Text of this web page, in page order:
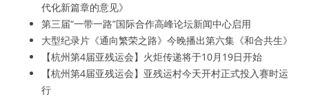
代化新篇章的意见》
第三届“一带一路”国际合作高峰论坛新闻中心启用
大型纪录片《通向繁荣之路》今晚播出第六集《和合共生》
【杭州第4届亚残运会】火炬传递将于10月19日开始
【杭州第4届亚残运会】亚残运村今天开村正式投入赛时运
行